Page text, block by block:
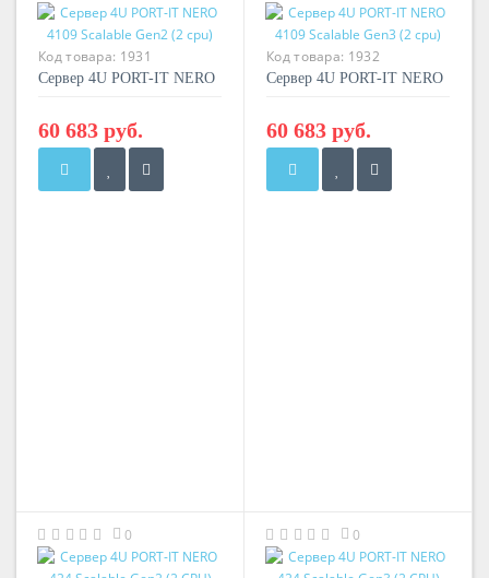
Код товара: 1931
Сервер 4U PORT-IT NERO
60 683 руб.
Код товара: 1932
Сервер 4U PORT-IT NERO
60 683 руб.
0 0